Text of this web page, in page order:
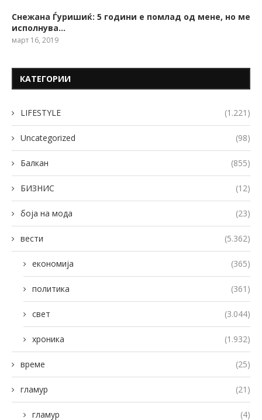
Снежана Ѓуришиќ: 5 години е помлад од мене, но ме
исполнува…
март 16, 2019
КАТЕГОРИИ
LIFESTYLE (1.221)
Uncategorized (98)
Балкан (855)
БИЗНИС (12)
боја на мода (23)
вести (5.362)
економија (365)
политика (361)
свет (3.044)
хроника (1.932)
време (25)
гламур (21)
гламур (4)